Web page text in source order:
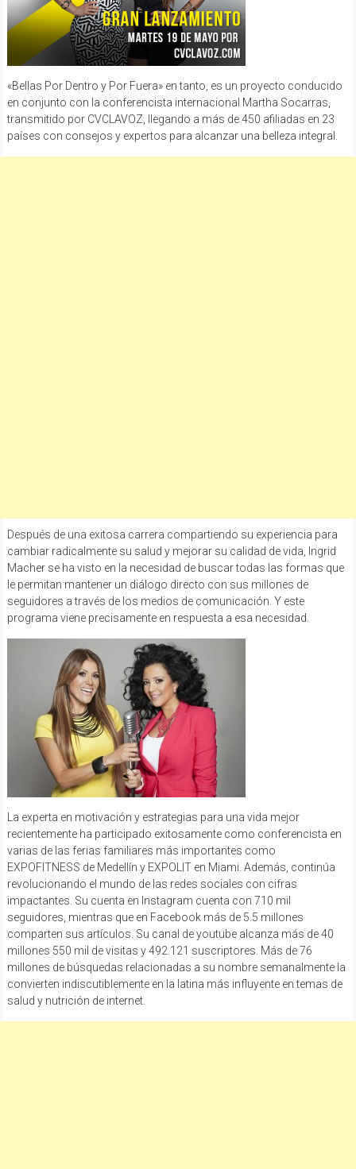
«Bellas Por Dentro y Por Fuera» en tanto, es un proyecto conducido
en conjunto con la conferencista internacional Martha Socarras,
transmitido por CVCLAVOZ, llegando a más de 450 afiliadas en 23
países con consejos y expertos para alcanzar una belleza integral.
Después de una exitosa carrera compartiendo su experiencia para
cambiar radicalmente su salud y mejorar su calidad de vida, Ingrid
Macher se ha visto en la necesidad de buscar todas las formas que
le permitan mantener un diálogo directo con sus millones de
seguidores a través de los medios de comunicación. Y este
programa viene precisamente en respuesta a esa necesidad.
La experta en motivación y estrategias para una vida mejor
recientemente ha participado exitosamente como conferencista en
varias de las ferias familiares más importantes como
EXPOFITNESS de Medellín y EXPOLIT en Miami. Además, continúa
revolucionando el mundo de las redes sociales con cifras
impactantes. Su cuenta en Instagram cuenta con 710 mil
seguidores, mientras que en Facebook más de 5.5 millones
comparten sus artículos. Su canal de youtube alcanza más de 40
millones 550 mil de visitas y 492.121 suscriptores. Más de 76
millones de búsquedas relacionadas a su nombre semanalmente la
convierten indiscutiblemente en la latina más influyente en temas de
salud y nutrición de internet.